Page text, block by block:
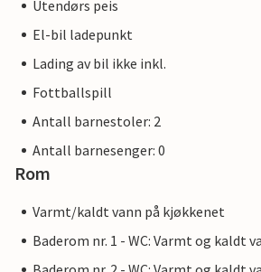
Utendørs peis
El-bil ladepunkt
Lading av bil ikke inkl.
Fottballspill
Antall barnestoler: 2
Antall barnesenger: 0
Rom
Varmt/kaldt vann på kjøkkenet
Baderom nr. 1 - WC: Varmt og kaldt